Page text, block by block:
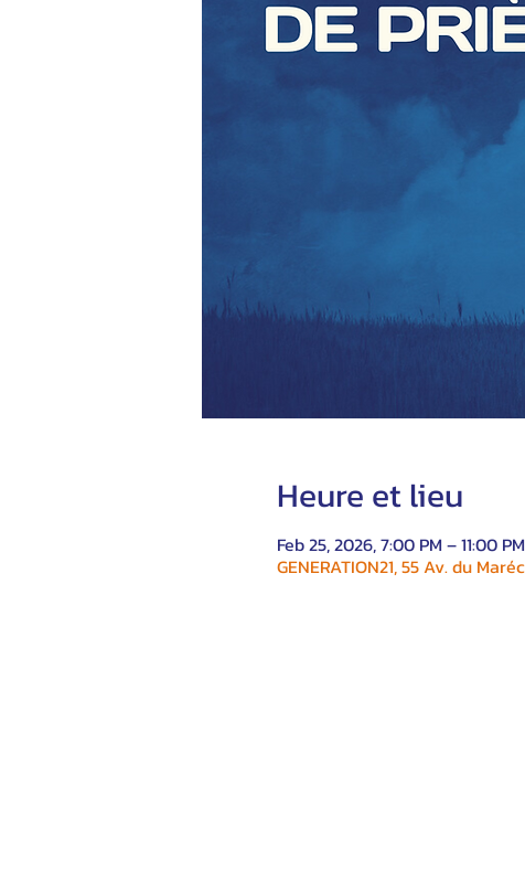
Heure et lieu
Feb 25, 2026, 7:00 PM – 11:00
GENERATION21, 55 Av. du